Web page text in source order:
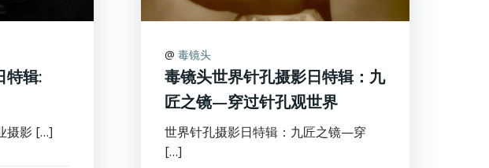
特辑:
摄影 […]
@ 毒镜头
毒镜头世界针孔摄影日特辑：九
匠之镜—穿过针孔观世界
世界针孔摄影日特辑：九匠之镜—穿
[…]